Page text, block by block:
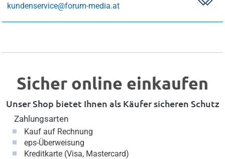
kundenservice@forum-media.at
Sicher online einkaufen
Unser Shop bietet Ihnen als Käufer sicheren Schutz
Zahlungsarten
Kauf auf Rechnung
eps-Überweisung
Kreditkarte (Visa, Mastercard)